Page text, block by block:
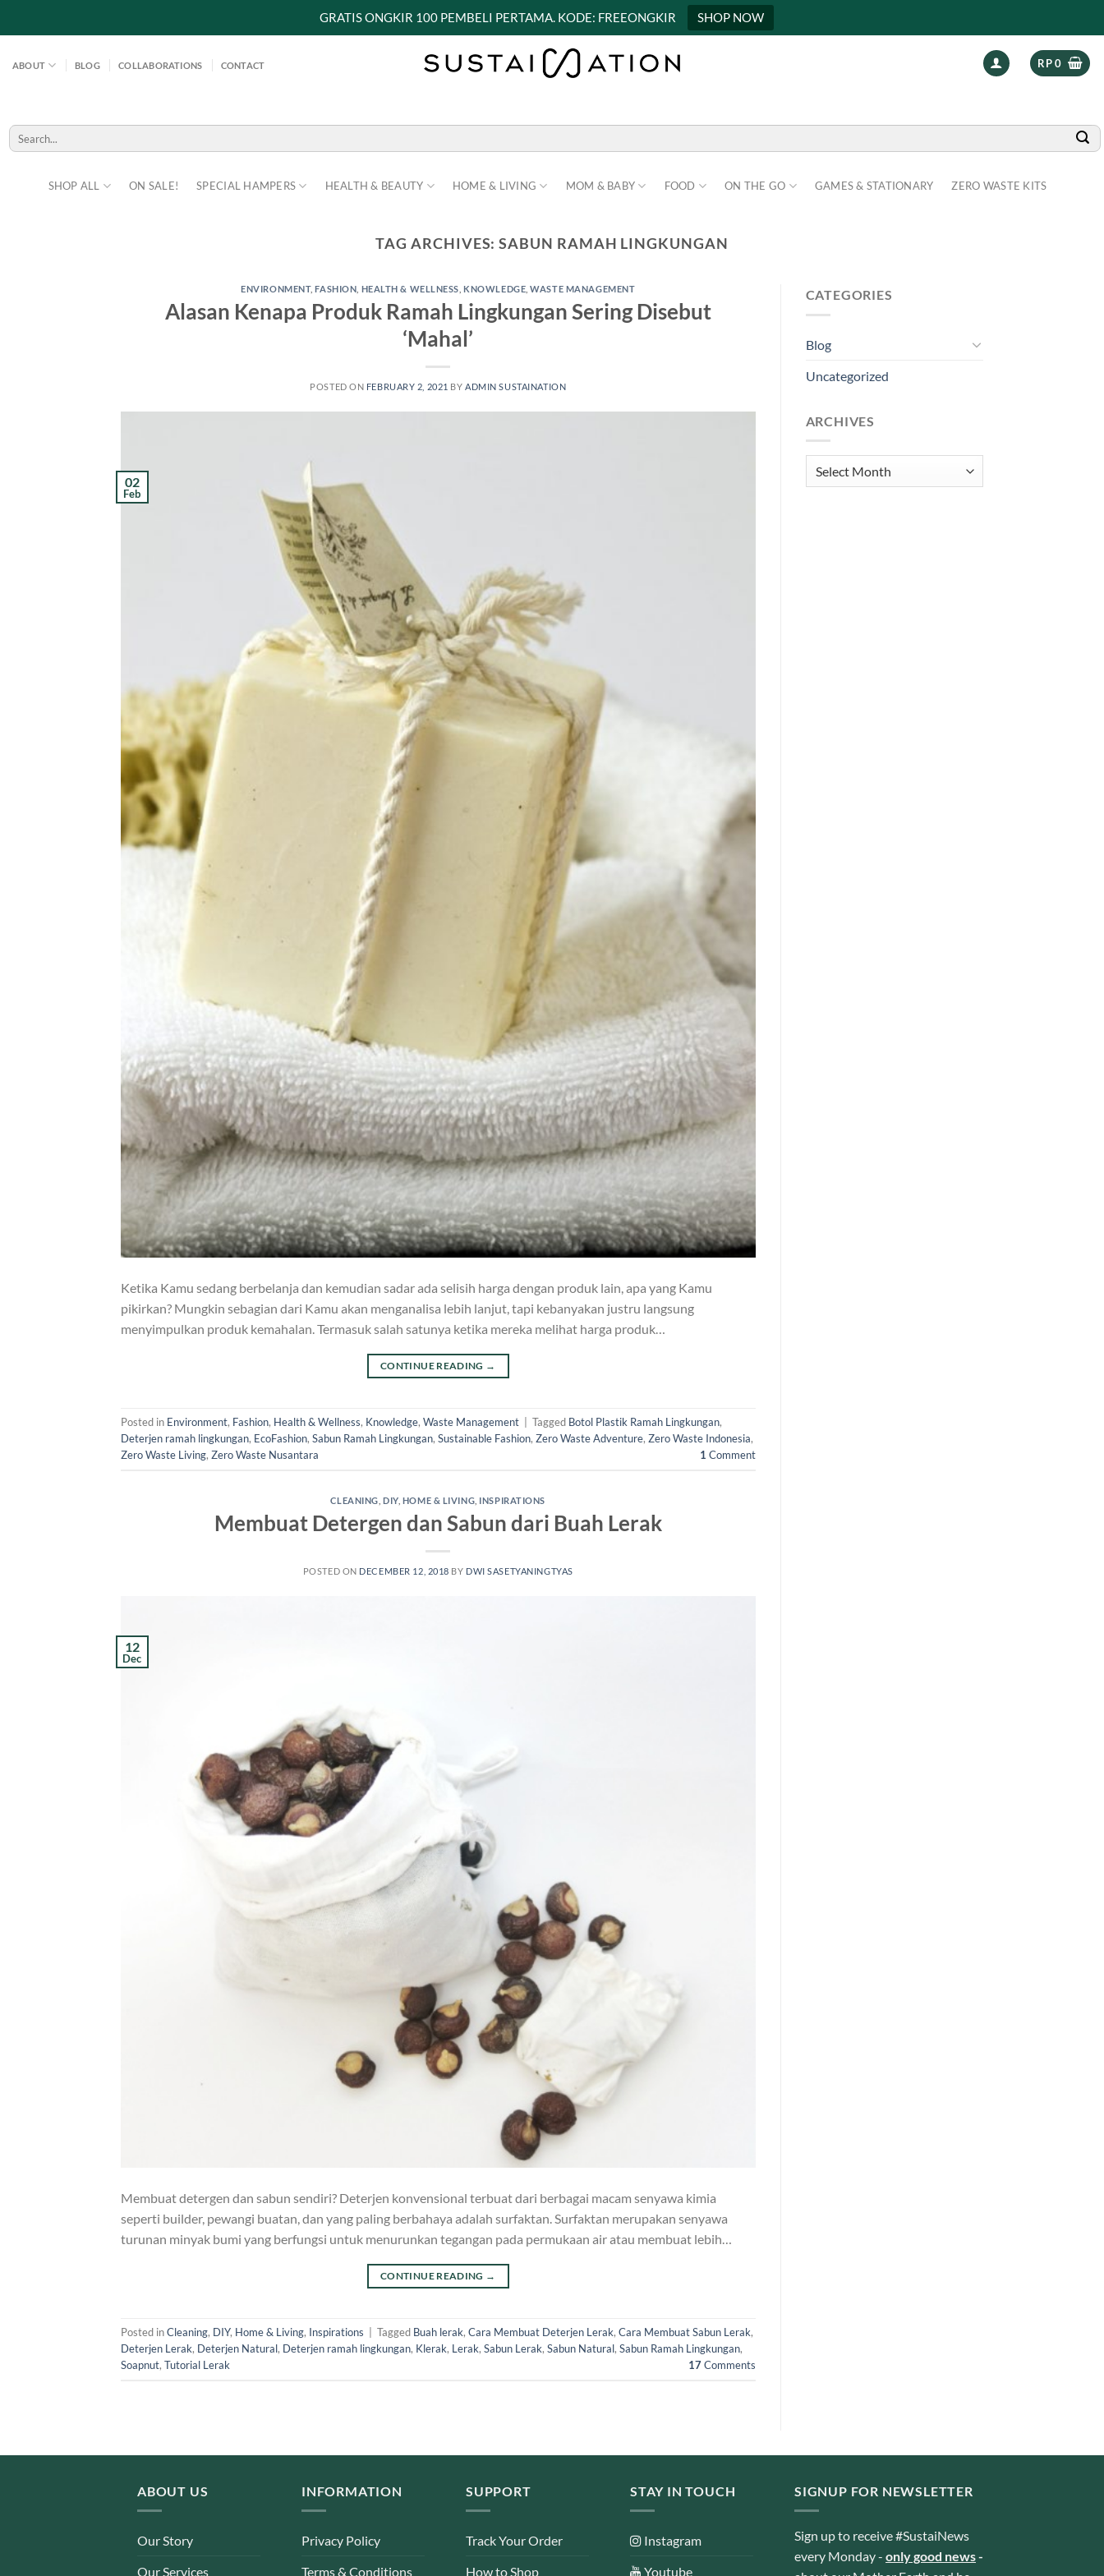
GRATIS ONGKIR 100 PEMBELI PERTAMA. KODE: FREEONGKIR SHOP NOW
ABOUT BLOG COLLABORATIONS CONTACT RP0
SHOP ALL ON SALE! SPECIAL HAMPERS HEALTH & BEAUTY HOME & LIVING MOM & BABY FOOD ON THE GO GAMES & STATIONARY ZERO WASTE KITS
Search
for:
TAG ARCHIVES:SABUN RAMAH LINGKUNGAN
ENVIRONMENT,FASHION HEALTH & WELLNESS KNOWLEDGE ,WASTE MANAGEMENT
Alasan Kenapa Produk Ramah Lingkungan Sering Disebut
‘Mahal’
POSTED ON FEBRUARY 2, 2021 BYADMIN SUSTAINATION
02
Feb
Ketika Kamu sedang berbelanja dan kemudian sadar ada selisih harga dengan produk lain, apa yang Kamu
pikirkan? Mungkin sebagian dari Kamu akan menganalisa lebih lanjut, tapi kebanyakan justru langsung
menyimpulkan produk kemahalan. Termasuk salah satunya ketika mereka melihat harga produk…
CONTINUE READING →
Posted in Environment, Fashion, Health & Wellness, Knowledge, Waste Management Tagged Botol Plastik Ramah Lingkungan,
Deterjen ramah lingkungan, EcoFashion, Sabun Ramah Lingkungan, Sustainable Fashion, Zero Waste Adventure, Zero Waste Indonesia,
Zero Waste Living, Zero Waste Nusantara 1 Comment
CLEANING ,DIY, HOME & LIVING INSPIRATIONS
Membuat Detergen dan Sabun dari Buah Lerak
POSTED ON DECEMBER 12, 2018 BY DWI SASETYANINGTYAS
12
Dec
Membuat detergen dan sabun sendiri? Deterjen konvensional terbuat dari berbagai macam senyawa kimia
seperti builder, pewangi buatan, dan yang paling berbahaya adalah surfaktan. Surfaktan merupakan senyawa
turunan minyak bumi yang berfungsi untuk menurunkan tegangan pada permukaan air atau membuat lebih…
CONTINUE READING →
Posted inCleaning, DIY, Home & Living, Inspirations Tagged Buah lerak, Cara Membuat Deterjen Lerak, Cara Membuat Sabun Lerak,
Deterjen Lerak, Deterjen Natural, Deterjen ramah lingkungan, Klerak, Lerak, Sabun Lerak, Sabun Natural, Sabun Ramah Lingkungan,
Soapnut, Tutorial Lerak 17Comments
CATEGORIES
Blog
Uncategorized
ARCHIVES
ABOUT US
Our Story
Our Services
INFORMATION
Privacy Policy
Terms & Conditions
SUPPORT
Track Your Order
How to Shop
STAY IN TOUCH
Instagram
Youtube
SIGNUP FOR NEWSLETTER
Sign up to receive #SustaiNews
every Monday - only good news-